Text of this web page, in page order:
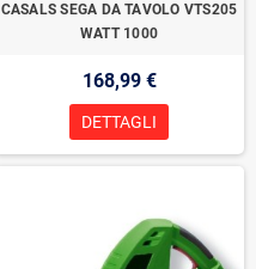
CASALS SEGA DA TAVOLO VTS205
WATT 1000
168,99 €
DETTAGLI